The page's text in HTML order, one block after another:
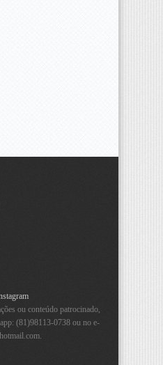
ou conteúdo patrocinado,
(81)98113-0738 ou no e-
.